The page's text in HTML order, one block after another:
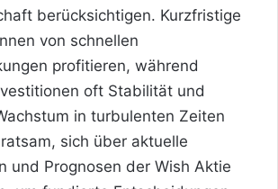
berücksichtigen. Kurzfristige
von schnellen
profitieren, während
oft Stabilität und
in turbulenten Zeiten
sich über aktuelle
und Prognosen der Wish Aktie